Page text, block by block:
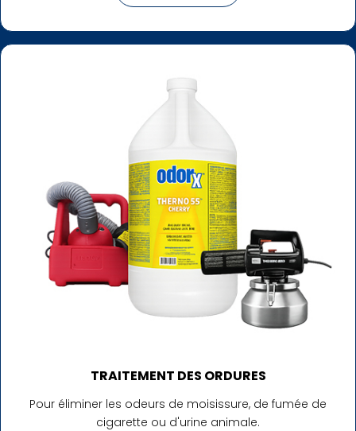
TRAITEMENT DES ORDURES
Pour éliminer les odeurs de moisissure, de fumée de
cigarette ou d'urine animale.